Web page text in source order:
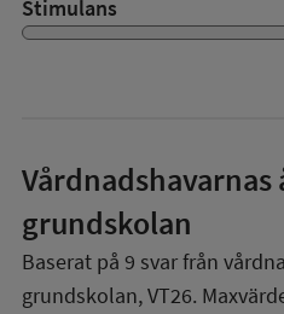
Stimulans
Vårdnadshavarnas
grundskolan
Baserat på 9 svar från
grundskolan,VT26.